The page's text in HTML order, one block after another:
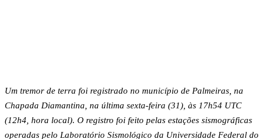
Um tremor de terra foi registrado no município de Palmeiras, na
Chapada Diamantina, na última sexta-feira (31), às 17h54 UTC
(12h4, hora local). O registro foi feito pelas estações sismográficas
operadas pelo Laboratório Sismológico da Universidade Federal do